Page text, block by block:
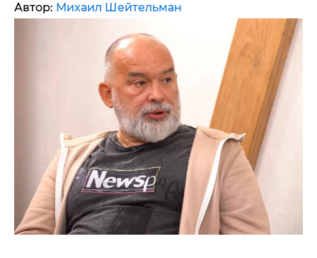
Автор: Михаил Шейтельман